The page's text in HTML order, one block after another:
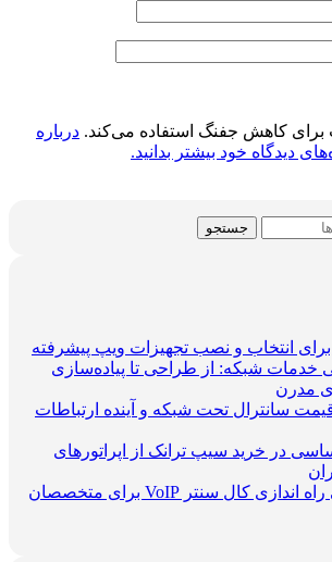
برای کاهش جفنگ استفاده می‌کند. درباره
دیدگاه خود بیشتر بدانید.
جستجو
خدمات شبکه: از طراحی تا پیاده‌سازی
مدرن
قیمت سانترال تحت شبکه و آینده ارتباطات
در خرید سیپ ترانک از اپراتورهای
راهنمای فنی راه اندازی کال سنتر VoIP برای متخصصان